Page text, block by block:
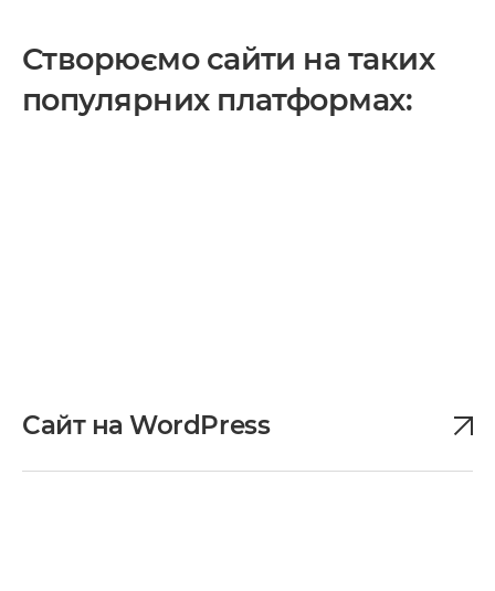
Створюємо сайти на таких
популярних платформах:
Сайт на WordPress